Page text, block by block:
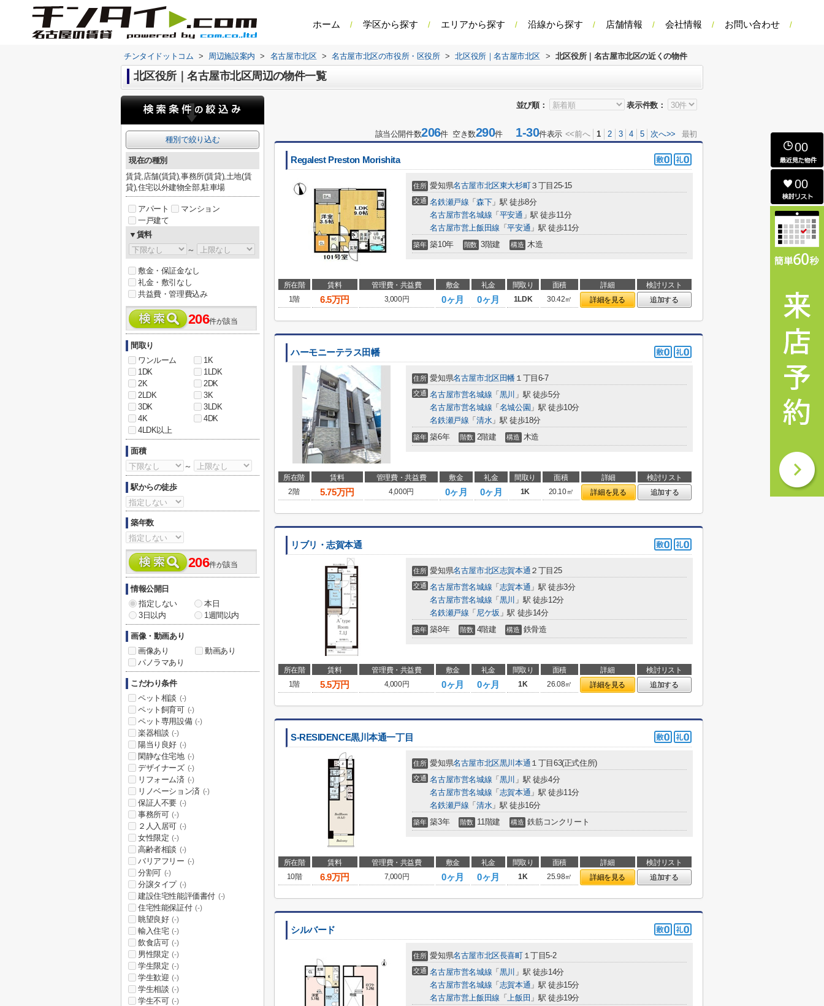
ホーム 学区から探す エリアから探す 沿線から探す 店舗情報 会社情報 お問い合わせ
チンタイドットコム > 周辺施設案内 > 名古屋市北区 > 名古屋市北区の市役所・区役所 > 北区役所｜名古屋市北区 > 北区役所｜名古屋市北区の近くの物件
北区役所｜名古屋市北区周辺の物件一覧
並び順： 表示件数：
該当公開件数206件 空き数290件1-30件表示 <<前へ 1 2 3 4 5 次へ>> 最初
Regalest Preston Morishita
住所 愛知県名古屋市北区東大杉町３丁目25-15
交通 名鉄瀬戸線 「 森下」駅 徒歩8分
名古屋市営名城線 「 平安通 」駅 徒歩11分
名古屋市営上飯田線 「平安通 」駅 徒歩11分
築年 築10年 階数 3階建 構造 木造
所在階 賃料 管理費・共益費 敷金 礼金 間取り 面積 詳細
検討リスト
1階
6.5万円 3,000円 0ヶ月 0ヶ月 1LDK 30.42㎡ 詳細を見る 追加する
ハーモニーテラス田幡
住所 愛知県名古屋市北区田幡 １丁目6-7
交通 名古屋市営名城線 「 黒川 」駅 徒歩5分
名古屋市営名城線 「 名城公園 」駅 徒歩10分
名鉄瀬戸線 「 清水」駅 徒歩18分
築年 築6年 階数 2階建 構造 木造
所在階 賃料 管理費・共益費 敷金 礼金 間取り 面積 詳細
検討リスト
2階
5.75万円 4,000円 0ヶ月 0ヶ月 1K 20.10㎡ 詳細を見る 追加する
リブリ・志賀本通
住所 愛知県名古屋市北区志賀本通 ２丁目25
交通 名古屋市営名城線 「 志賀本通 」駅 徒歩3分
名古屋市営名城線 「 黒川 」駅 徒歩12分
名鉄瀬戸線 「 尼ケ坂 」駅 徒歩14分
築年 築8年 階数 4階建 構造 鉄骨造
所在階 賃料 管理費・共益費 敷金 礼金 間取り 面積 詳細
検討リスト
1階
5.5万円 4,000円 0ヶ月 0ヶ月 1K 26.08㎡ 詳細を見る 追加する
S-RESIDENCE黒川本通一丁目
住所 愛知県名古屋市北区黒川本通 １丁目63(正式住所)
交通 名古屋市営名城線 「 黒川 」駅 徒歩4分
名古屋市営名城線 「 志賀本通 」駅 徒歩11分
名鉄瀬戸線 「 清水」駅 徒歩16分
築年 築3年 階数 11階建 構造 鉄筋コンクリート
所在階 賃料 管理費・共益費 敷金 礼金 間取り 面積 詳細
検討リスト
10階
6.9万円 7,000円 0ヶ月 0ヶ月 1K 25.98㎡ 詳細を見る 追加する
シルバード
住所 愛知県名古屋市北区長喜町１丁目5-2
交通 名古屋市営名城線 「 黒川 」駅 徒歩14分
名古屋市営名城線 「 志賀本通 」駅 徒歩15分
名古屋市営上飯田線 「上飯田 」駅 徒歩19分
種別で絞り込む
現在の種別
賃貸,店舗(賃貸),事務所(賃貸),土地(賃
貸),住宅以外建物全部,駐車場
アパート
マンション
一戸建て
▼賃料
～
敷金・保証金なし
礼金・敷引なし
共益費・管理費込み
206件が該当
間取り
ワンルーム
1K
1DK
1LDK
2K
2DK
2LDK
3K
3DK
3LDK
4K
4DK
4LDK以上
面積
～
駅からの徒歩
築年数
206件が該当
情報公開日
指定しない
本日
3日以内
1週間以内
画像・動画あり
画像あり
動画あり
パノラマあり
こだわり条件
ペット相談 (-)
ペット飼育可 (-)
ペット専用設備 (-)
楽器相談 (-)
陽当り良好 (-)
閑静な住宅地 (-)
デザイナーズ (-)
リフォーム済 (-)
リノベーション済 (-)
保証人不要 (-)
事務所可 (-)
２人入居可 (-)
女性限定 (-)
高齢者相談 (-)
バリアフリー (-)
分割可 (-)
分譲タイプ (-)
建設住宅性能評価書付 (-)
住宅性能保証付 (-)
眺望良好 (-)
輸入住宅 (-)
飲食店可 (-)
男性限定 (-)
学生限定 (-)
学生歓迎 (-)
学生相談 (-)
学生不可 (-)
00
00